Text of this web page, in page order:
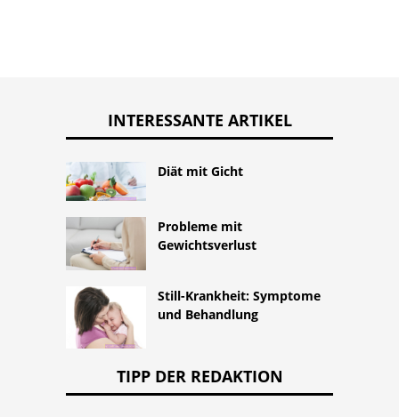
INTERESSANTE ARTIKEL
Diät mit Gicht
Probleme mit
Gewichtsverlust
Still-Krankheit: Symptome
und Behandlung
TIPP DER REDAKTION